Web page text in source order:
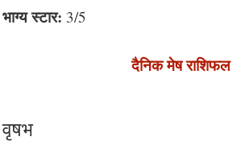
भाग्य स्टार: 3/5
दैनिक मेष राशिफल
वृषभ